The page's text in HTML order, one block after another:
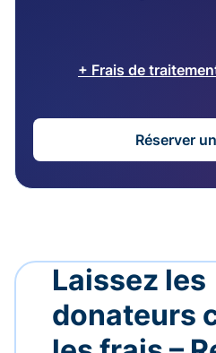
+ Frais de
Réserver
Laissez les
donateurs